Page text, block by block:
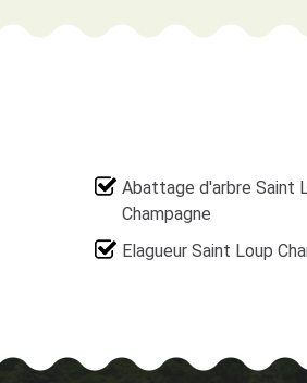
Abattage d'arbre Saint
Champagne
Elagueur Saint Loup